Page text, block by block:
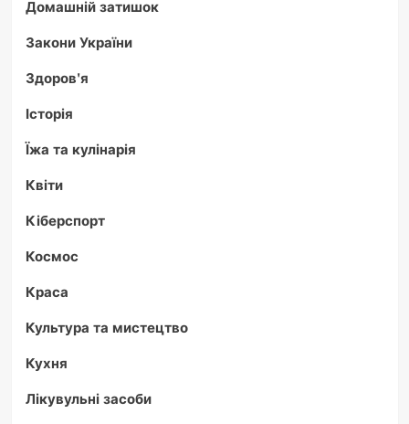
Домашній затишок
Закони України
Здоров'я
Історія
Їжа та кулінарія
Квіти
Кіберспорт
Космос
Краса
Культура та мистецтво
Кухня
Лікувульні засоби